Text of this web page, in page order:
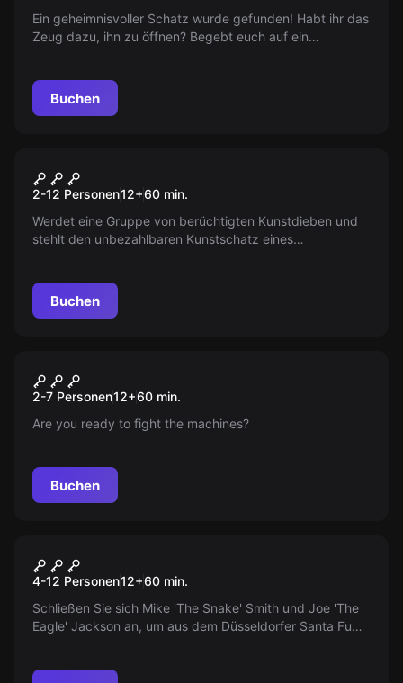
Ein geheimnisvoller Schatz wurde gefunden! Habt ihr das
Zeug dazu, ihn zu öffnen? Begebt euch auf ein
Buchen
Die Kunst des Stehlens
2-12 Personen12+60 min.
Werdet eine Gruppe von berüchtigten Kunstdieben und
stehlt den unbezahlbaren Kunstschatz eines
Buchen
Neu
Ö-800
2-7 Personen12+60 min.
Are you ready to fight the machines?
Buchen
Die Zelle
4-12 Personen12+60 min.
Schließen Sie sich Mike 'The Snake' Smith und Joe 'The
Eagle' Jackson an, um aus dem Düsseldorfer Santa Fu
um innerhalb von 60 Minuten zu entkommen. Beeilen Sie